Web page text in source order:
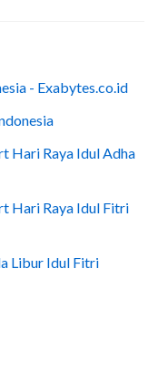
- Exabytes.co.id
Hari Raya Idul Adha
Hari Raya Idul Fitri
Libur Idul Fitri